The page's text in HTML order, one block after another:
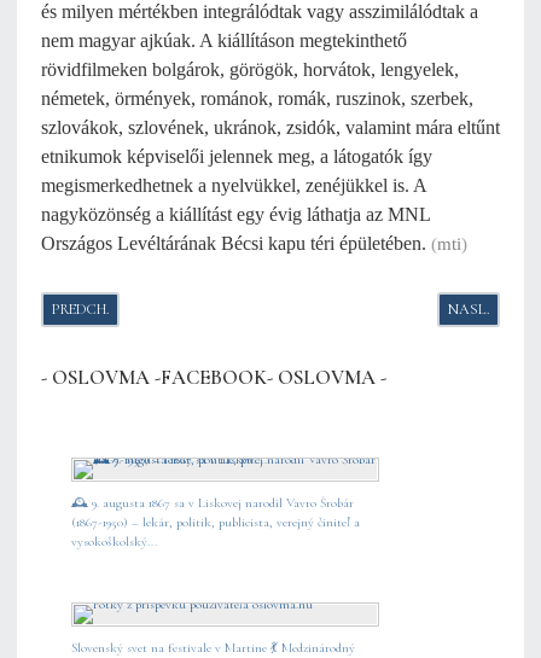
és milyen mértékben integrálódtak vagy asszimilálódtak a
nem magyar ajkúak. A kiállításon megtekinthető
rövidfilmeken bolgárok, görögök, horvátok, lengyelek,
németek, örmények, románok, romák, ruszinok, szerbek,
szlovákok, szlovének, ukránok, zsidók, valamint mára eltűnt
etnikumok képviselői jelennek meg, a látogatók így
megismerkedhetnek a nyelvükkel, zenéjükkel is. A
nagyközönség a kiállítást egy évig láthatja az MNL
Országos Levéltárának Bécsi kapu téri épületében. (mti)
PREDCHÁDZAJÚCI ČLÁNOK: SIPICZKI MÁTYÁS NYÍLT LEVELE VUJITY
PREDCH. NASL.
- OSLOVMA -FACEBOOK- OSLOVMA -
🕰️ 9. augusta 1867 sa v Liskovej narodil Vavro Šrobár
(1867-1950) – lekár, politik, publicista, verejný činiteľ a
vysokoškolský...
Slovenský svet na festivale v Martine 💃 Medzinárodný